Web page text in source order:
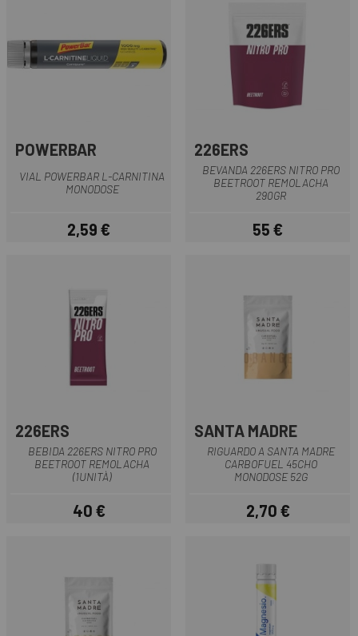
POWERBAR
VIAL POWERBAR L-CARNITINA
MONODOSE
Prezzo
2,59 €
226ERS
BEVANDA 226ERS NITRO PRO
BEETROOT REMOLACHA
290GR
Prezzo
55 €
226ERS
BEBIDA 226ERS NITRO PRO
BEETROOT REMOLACHA
(1UNITÀ)
Prezzo
40 €
SANTA MADRE
RIGUARDO A SANTA MADRE
CARBOFUEL 45CHO
MONODOSE 52G
Prezzo
2,70 €